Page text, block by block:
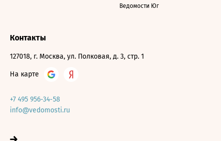
Ведомости Юг
Контакты
127018, г. Москва, ул. Полковая, д. 3, стр. 1
На карте
+7 495 956-34-58
info@vedomosti.ru